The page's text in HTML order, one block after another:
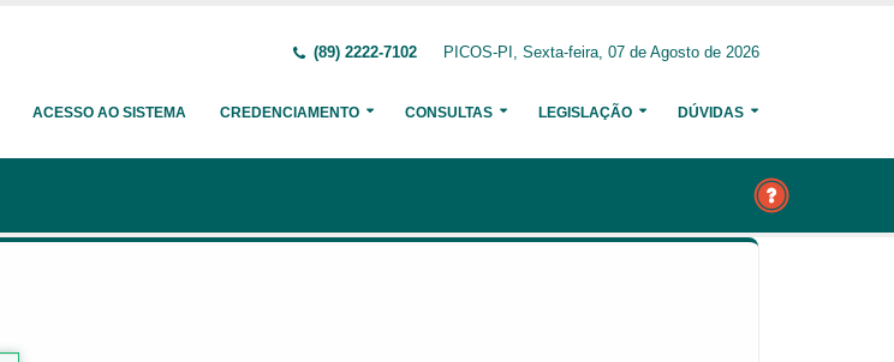
(89) 2222-7102 PICOS-PI, Sexta-feira, 07 de Agosto de 2026
ACESSO AO SISTEMA CREDENCIAMENTO CONSULTAS LEGISLAÇÃO DÚVIDAS